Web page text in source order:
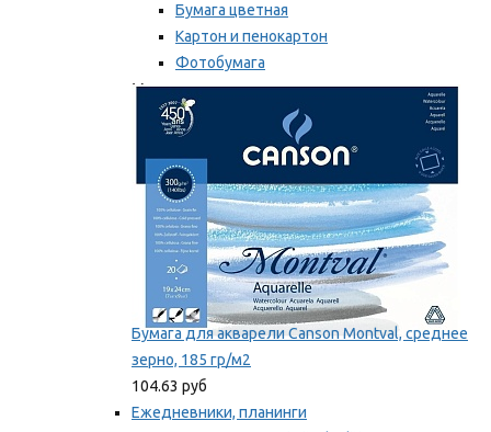
Бумага цветная
Картон и пенокартон
Фотобумага
Мы рекомендуем
Бумага для акварели Canson Montval, среднее
зерно, 185 гр/м2
104.63 руб
Ежедневники, планинги